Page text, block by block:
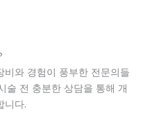
비와 경험이 풍부한 전문의들
술 전 충분한 상담을 통해 개
니다.